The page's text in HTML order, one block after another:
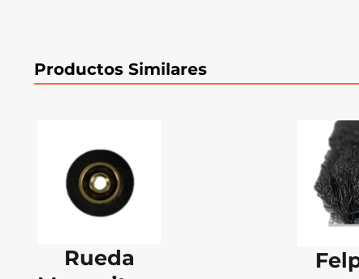
Productos Similares
Rueda